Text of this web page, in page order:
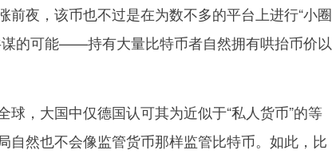
前夜，该币也不过是在为数不多的平台上进行“小圈
的可能——持有大量比特币者自然拥有哄抬币价以
，大国中仅德国认可其为近似于“私人货币”的等
自然也不会像监管货币那样监管比特币。如此，比